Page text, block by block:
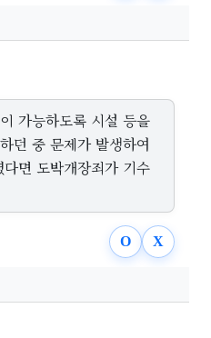
가능하도록 시설 등을
던 중 문제가 발생하여
면 도박개장죄가 기수
O X